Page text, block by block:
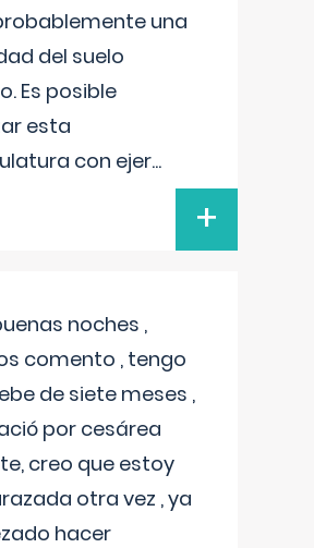
una
del suelo
Es posible
esta
con ejer...
+
noches ,
comento , tengo
de siete meses ,
por cesárea
creo que estoy
otra vez , ya
hacer